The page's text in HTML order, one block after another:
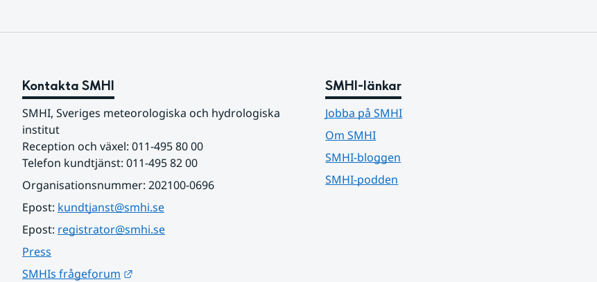
Kontakta SMHI
SMHI, Sveriges meteorologiska och hydrologiska
institut
Reception och växel: 011-495 80 00
Telefon kundtjänst: 011-495 82 00
Organisationsnummer: 202100-0696
Epost: kundtjanst@smhi.se
Epost: registrator@smhi.se
Press
SMHIs frågeforum
SMHI-länkar
Jobba på SMHI
Om SMHI
SMHI-bloggen
SMHI-podden